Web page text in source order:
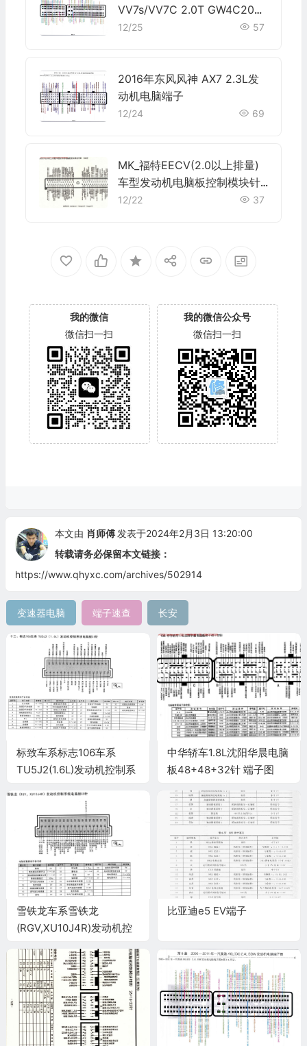
VV7s/VV7C 2.0T GW4C20A
发动机电脑端子
12/25 57
2016年东风风神 AX7 2.3L发
动机电脑端子
12/24 69
MK_福特EECV(2.0以上排量)
车型发动机电脑板控制模块针
脚104针 端子图
12/22 37
我的微信
微信扫一扫
我的微信公众号
微信扫一扫
本文由 肖师傅 发表于2024年2月3日 13:20:00
转载请务必保留本文链接：
https://www.qhyxc.com/archives/502914
变速器电脑 端子速查 长安
标致车系标志106车系
TU5J2(1.6L)发动机控制系
中华轿车1.8L沈阳华晨电脑
板48+48+32针 端子图
雪铁龙车系雪铁龙
(RGV,XU10J4R)发动机控
比亚迪e5 EV端子